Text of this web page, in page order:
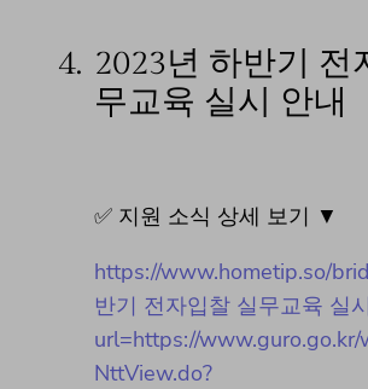
4. 2023년 하반기 전
무교육 실시 안내
✅ 지원 소식 상세 보기 ▼
https://www.hometip.so/
반기 전자입찰 실무교육 실
url=https://
NttView.do?